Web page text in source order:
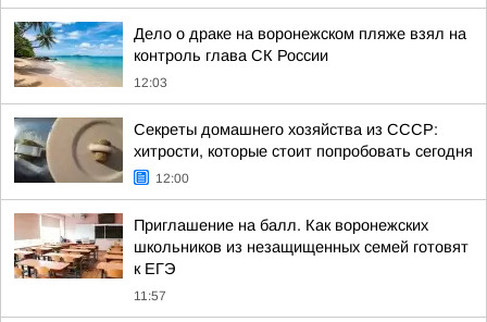
Дело о драке на воронежском пляже взял на
контроль глава СК России
12:03
Секреты домашнего хозяйства из СССР:
хитрости, которые стоит попробовать сегодня
12:00
Приглашение на балл. Как воронежских
школьников из незащищенных семей готовят
к ЕГЭ
11:57